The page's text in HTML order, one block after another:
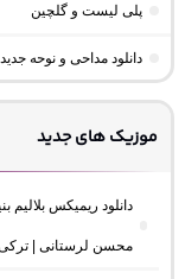
پلی لیست و گلچین
دانلود مداحی و نوحه جدید
موزیک های جدید
دانلود ریمیکس
محسن لرستانی |